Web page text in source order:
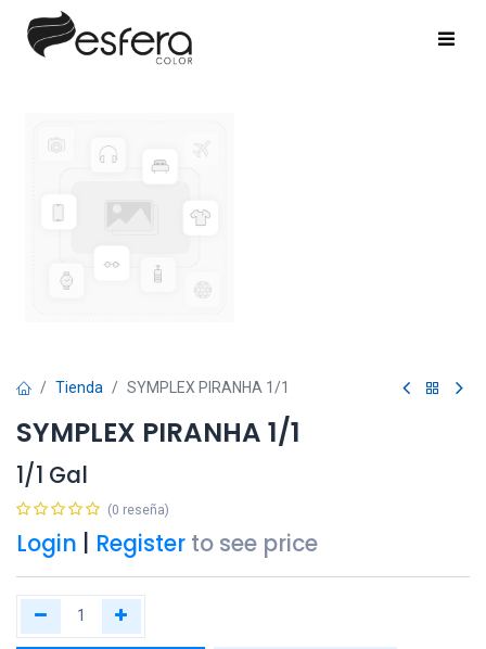
Tienda SYMPLEX PIRANHA 1/1
SYMPLEX PIRANHA 1/1
1/1 Gal
(0 reseña)
Login Register to see price